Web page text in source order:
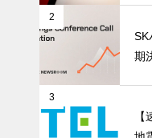
2
SK
期
3